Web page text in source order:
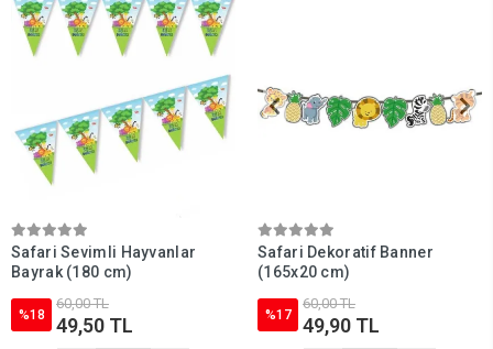
Safari Sevimli Hayvanlar
Bayrak (180 cm)
%18
60,00 TL
49,50 TL
Safari Dekoratif Banner
(165x20 cm)
%17
60,00 TL
49,90 TL